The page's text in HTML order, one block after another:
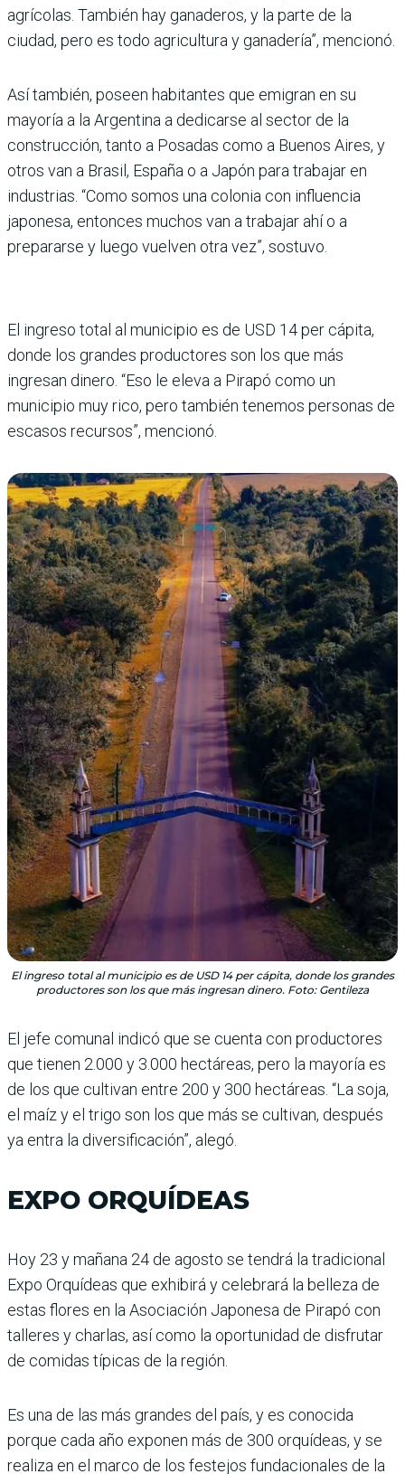
agrícolas. También hay ganaderos, y la parte de la
ciudad, pero es todo agricultura y ganadería”, mencionó.
Así también, poseen habitantes que emigran en su
mayoría a la Argentina a dedicarse al sector de la
construcción, tanto a Posadas como a Buenos Aires, y
otros van a Brasil, España o a Japón para trabajar en
industrias. “Como somos una colonia con influencia
japonesa, entonces muchos van a trabajar ahí o a
prepararse y luego vuelven otra vez”, sostuvo.
El ingreso total al municipio es de USD 14 per cápita,
donde los grandes productores son los que más
ingresan dinero. “Eso le eleva a Pirapó como un
municipio muy rico, pero también tenemos personas de
escasos recursos”, mencionó.
El ingreso total al municipio es de USD 14 per cápita, donde los grandes
productores son los que más ingresan dinero. Foto: Gentileza
El jefe comunal indicó que se cuenta con productores
que tienen 2.000 y 3.000 hectáreas, pero la mayoría es
de los que cultivan entre 200 y 300 hectáreas. “La soja,
el maíz y el trigo son los que más se cultivan, después
ya entra la diversificación”, alegó.
EXPO ORQUÍDEAS
Hoy 23 y mañana 24 de agosto se tendrá la tradicional
Expo Orquídeas que exhibirá y celebrará la belleza de
estas flores en la Asociación Japonesa de Pirapó con
talleres y charlas, así como la oportunidad de disfrutar
de comidas típicas de la región.
Es una de las más grandes del país, y es conocida
porque cada año exponen más de 300 orquídeas, y se
realiza en el marco de los festejos fundacionales de la